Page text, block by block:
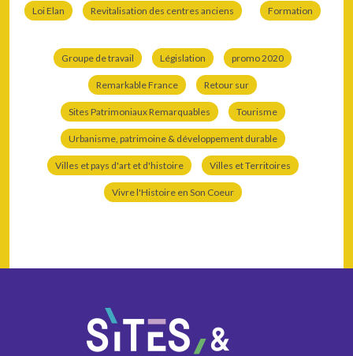
Loi Elan Revitalisation des centres anciens Formation
Groupe de travail Législation promo 2020
Remarkable France Retour sur
Sites Patrimoniaux Remarquables Tourisme
Urbanisme, patrimoine & développement durable
Villes et pays d'art et d'histoire Villes et Territoires
Vivre l'Histoire en Son Coeur